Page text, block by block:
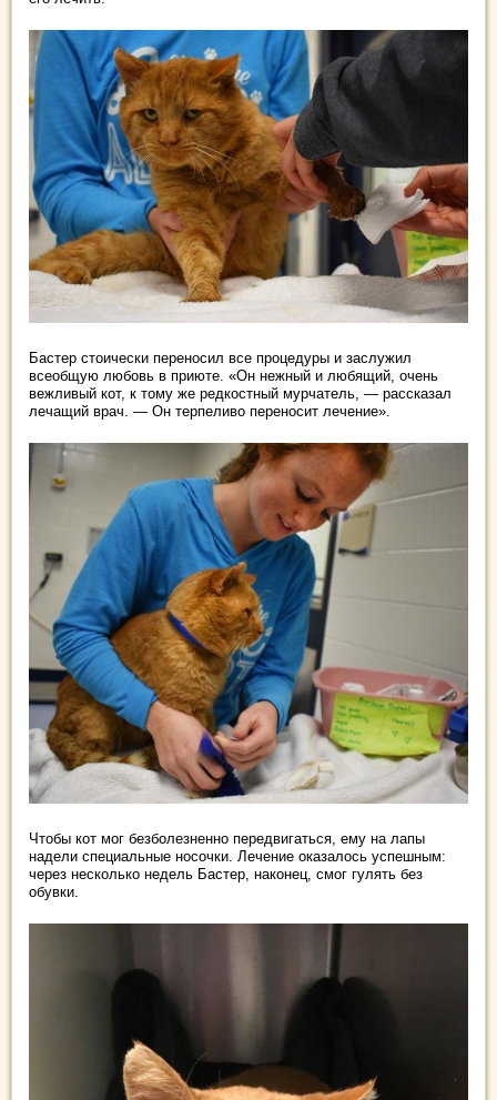
Бастер стоически переносил все процедуры и заслужил
всеобщую любовь в приюте. «Он нежный и любящий, очень
вежливый кот, к тому же редкостный мурчатель, — рассказал
лечащий врач. — Он терпеливо переносит лечение».
Чтобы кот мог безболезненно передвигаться, ему на лапы
надели специальные носочки. Лечение оказалось успешным:
через несколько недель Бастер, наконец, смог гулять без
обувки.